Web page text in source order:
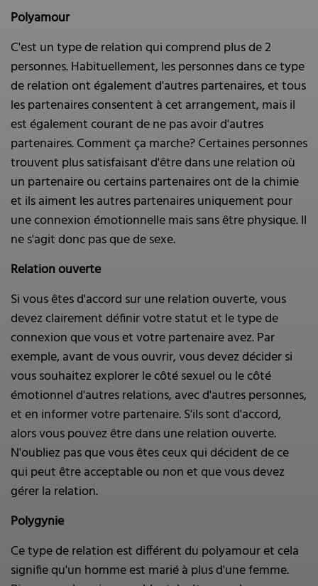
Polyamour
C'est un type de relation qui comprend plus de 2
personnes. Habituellement, les personnes dans ce type
de relation ont également d'autres partenaires, et tous
les partenaires consentent à cet arrangement, mais il
est également courant de ne pas avoir d'autres
partenaires. Comment ça marche? Certaines personnes
trouvent plus satisfaisant d'être dans une relation où
un partenaire ou certains partenaires ont de la chimie
et ils aiment les autres partenaires uniquement pour
une connexion émotionnelle mais sans être physique. Il
ne s'agit donc pas que de sexe.
Relation ouverte
Si vous êtes d'accord sur une relation ouverte, vous
devez clairement définir votre statut et le type de
connexion que vous et votre partenaire avez. Par
exemple, avant de vous ouvrir, vous devez décider si
vous souhaitez explorer le côté sexuel ou le côté
émotionnel d'autres relations, avec d'autres personnes,
et en informer votre partenaire. S'ils sont d'accord,
alors vous pouvez être dans une relation ouverte.
N'oubliez pas que vous êtes ceux qui décident de ce
qui peut être acceptable ou non et que vous devez
gérer la relation.
Polygynie
Ce type de relation est différent du polyamour et cela
signifie qu'un homme est marié à plus d'une femme.